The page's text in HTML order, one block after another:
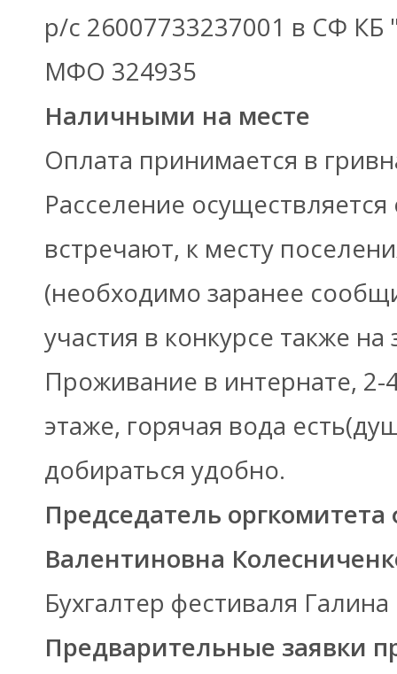
р/с 26007733237001 в СФ КБ
МФО 324935
Наличными на месте
Оплата принимается в
Расселение
встречают, к месту
(необходимо заранее
участия в конкурсе также на
Проживание в интернате, 2-
этаже, горячая вода
добираться удобно.
Председатель
Валентиновна
Бухгалтер фестиваля
Предварительные заявки